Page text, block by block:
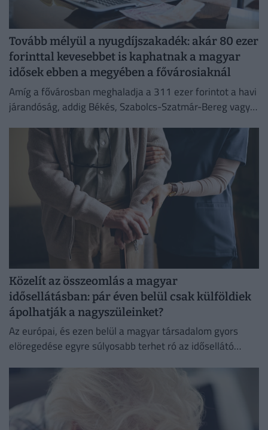
Tovább mélyül a nyugdíjszakadék: akár 80 ezer
forinttal kevesebbet is kaphatnak a magyar
idősek ebben a megyében a fővárosiaknál
Amíg a fővárosban meghaladja a 311 ezer forintot a havi
járandóság, addig Békés, Szabolcs-Szatmár-Bereg vagy
Közelít az összeomlás a magyar
idősellátásban: pár éven belül csak külföldiek
ápolhatják a nagyszüleinket?
Az európai, és ezen belül a magyar társadalom gyors
elöregedése egyre súlyosabb terhet ró az idősellátó